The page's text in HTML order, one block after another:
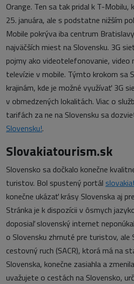
Orange. Ten sa tak pridal k T-
25. januára, ale s podstatne nižším
Mobile pokrýva iba centrum
najväčších miest na Slovensku. 3G
pojmy ako videotelefonovanie, video
televízie v mobile. Týmto krokom sa
krajinám, kde je možné využívať 3G
v obmedzených lokalitách. Viac o
tarifách za ne na Slovensku sa
Slovensku!.
Slovakiatourism.sk
Slovensko sa dočkalo konečne
turistov. Bol spustený portál
konečne ukázať krásy Slovenska aj
Stránka je k dispozícii v ôsmych
doposiaľ slovenský internet
o Slovensku zhrnuté pre turistov, ale
cestovný ruch (SACR), ktorá má na
Slovenska, konečne zasiahla a
uvažujete o cestách na Slovensko,